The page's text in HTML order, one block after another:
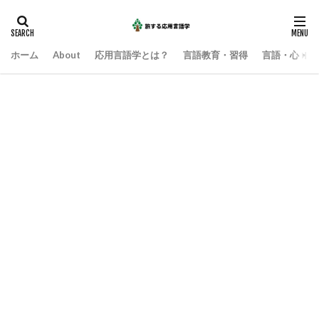
ホーム About 応用言語学とは？ 言語教育・習得 言語・心・